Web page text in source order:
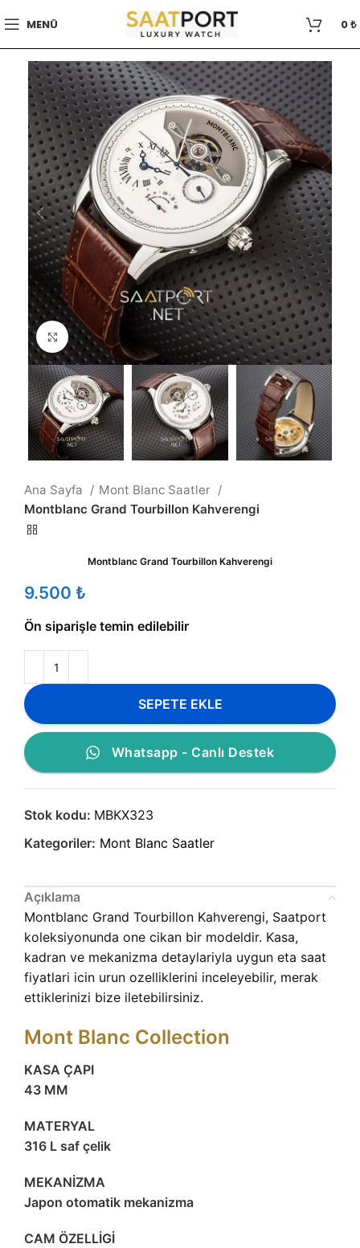
MENÜ 0₺
Büyütmek için tıklayın
Ana Sayfa
Mont Blanc Saatler
Montblanc Grand Tourbillon Kahverengi
Montblanc Grand Tourbillon Kahverengi
₺
Ön siparişle temin edilebilir
SEPETE EKLE
Whatsapp - Canlı Destek
Stok kodu: MBKX323
Kategoriler: Mont Blanc Saatler
Açıklama
Montblanc Grand Tourbillon Kahverengi, Saatport
koleksiyonunda one cikan bir modeldir. Kasa,
kadran ve mekanizma detaylariyla uygun eta saat
fiyatlari icin urun ozelliklerini inceleyebilir, merak
ettiklerinizi bize iletebilirsiniz.
Mont Blanc Collection
KASA ÇAPI
43 MM
MATERYAL
316 L saf çelik
MEKANİZMA
Japon otomatik mekanizma
CAM ÖZELLİGİ